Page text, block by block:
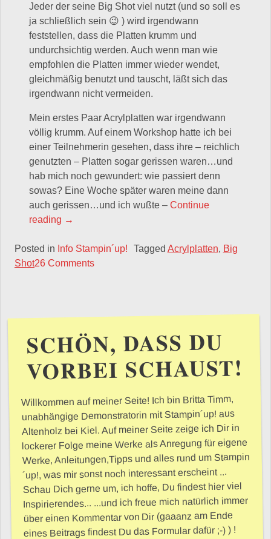
Jeder der seine Big Shot viel nutzt (und so soll es
ja schließlich sein 😉 ) wird irgendwann
feststellen, dass die Platten krumm und
undurchsichtig werden. Auch wenn man wie
empfohlen die Platten immer wieder wendet,
gleichmäßig benutzt und tauscht, läßt sich das
irgendwann nicht vermeiden.
Mein erstes Paar Acrylplatten war irgendwann
völlig krumm. Auf einem Workshop hatte ich bei
einer Teilnehmerin gesehen, dass ihre – reichlich
genutzten – Platten sogar gerissen waren…und
hab mich noch gewundert: wie passiert denn
sowas? Eine Woche später waren meine dann
auch gerissen…und ich wußte – Continue
reading „Einen kleinen Praxistipp für die Big Shot
→
Posted in Info Stampin´up! Tagged Acrylplatten, Big
Shot26 Comments
SCHÖN, DASS DU
VORBEI SCHAUST!
Willkommen auf meiner Seite! Ich bin Britta Timm,
unabhängige Demonstratorin mit Stampin´up! aus
Altenholz bei Kiel. Auf meiner Seite zeige ich Dir in
lockerer Folge meine Werke als Anregung für eigene
Werke, Anleitungen,Tipps und alles rund um Stampin
´up!, was mir sonst noch interessant erscheint ...
Schau Dich gerne um, ich hoffe, Du findest hier viel
Inspirierendes... ...und ich freue mich natürlich immer
über einen Kommentar von Dir (gaaanz am Ende
eines Beitrags findest Du das Formular dafür ;-) ) !